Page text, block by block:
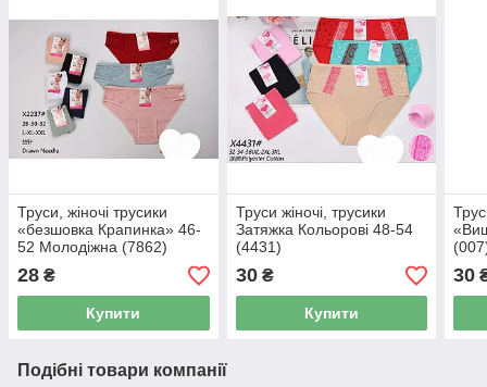
Труси, жіночі трусики
«безшовка Крапинка» 46-
52 Молодіжна (7862)
28 ₴
Купити
Труси жіночі, трусики
Затяжка Кольорові 48-54
(4431)
30₴
Купити
30
Подібні товари компанії